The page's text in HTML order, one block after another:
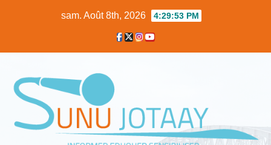
sam. Août 8th, 2026 4:29:54 PM